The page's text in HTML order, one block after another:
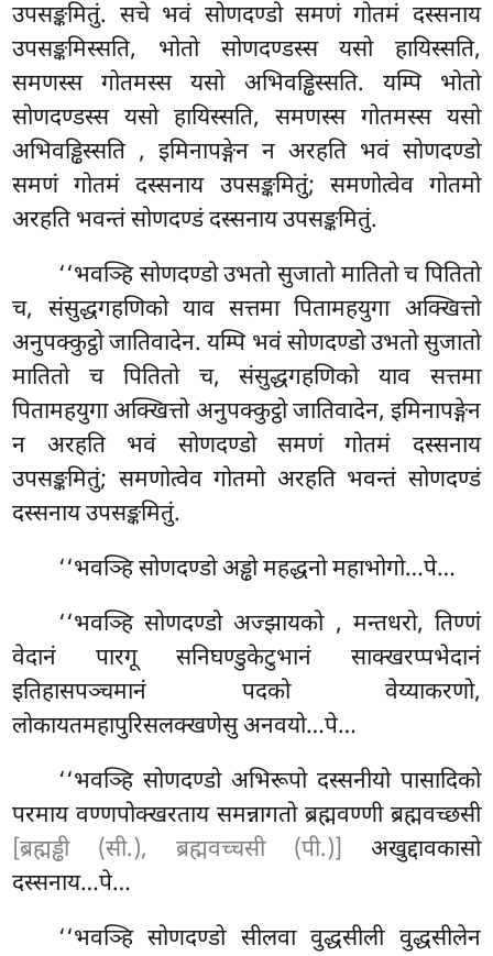
उपसङ्कमितुं. सचे भवं सोणदण्डो समणं गोतमं दस्सनाय
उपसङ्कमिस्सति, भोतो सोणदण्डस्स यसो हायिस्सति,
समणस्स गोतमस्स यसो अभिवड्ढिस्सति. यम्पि भोतो
सोणदण्डस्स यसो हायिस्सति, समणस्स गोतमस्स यसो
अभिवड्ढिस्सति , इमिनापङ्गेन न अरहति भवं सोणदण्डो
समणं गोतमं दस्सनाय उपसङ्कमितुं; समणोत्वेव गोतमो
अरहति भवन्तं सोणदण्डं दस्सनाय उपसङ्कमितुं.
‘‘भवञ्हि सोणदण्डो उभतो सुजातो मातितो च पितितो
च, संसुद्धगहणिको याव सत्तमा पितामहयुगा अक्खित्तो
अनुपक्कुट्ठो जातिवादेन. यम्पि भवं सोणदण्डो उभतो सुजातो
मातितो च पितितो च, संसुद्धगहणिको याव सत्तमा
पितामहयुगा अक्खित्तो अनुपक्कुट्ठो जातिवादेन, इमिनापङ्गेन
न अरहति भवं सोणदण्डो समणं गोतमं दस्सनाय
उपसङ्कमितुं; समणोत्वेव गोतमो अरहति भवन्तं सोणदण्डं
दस्सनायउपसङ्कमितुं.
‘‘भवञ्हि सोणदण्डो अड्ढो महद्धनो महाभोगो…पे…
‘‘भवञ्हि सोणदण्डो अज्झायको , मन्तधरो, तिण्णं
वेदानं पारगू सनिघण्डुकेटुभानं साक्खरप्पभेदानं
इतिहासपञ्चमानं पदको वेय्याकरणो,
लोकायतमहापुरिसलक्खणेसु अनवयो…पे…
‘‘भवञ्हि सोणदण्डो अभिरूपो दस्सनीयो पासादिको
परमाय वण्णपोक्खरताय समन्नागतो ब्रह्मवण्णी ब्रह्मवच्छसी
[ब्रह्मड्ढी (सी.), ब्रह्मवच्चसी (पी.)]
अखुद्दावकासो
दस्सनाय…पे…
‘‘भवञ्हि सोणदण्डो सीलवा वुद्धसीली वुद्धसीलेन